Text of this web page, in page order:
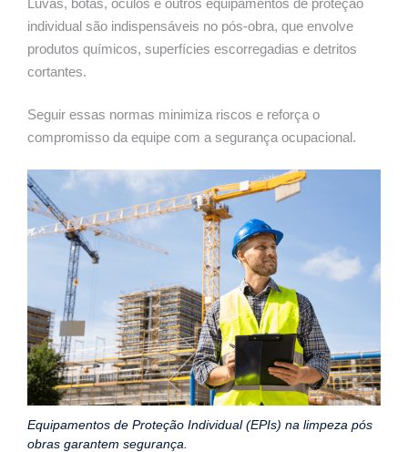
individual são indispensáveis no pós-obra, que envolve
produtos químicos, superfícies escorregadias e detritos
cortantes.
Seguir essas normas minimiza riscos e reforça o
compromisso da equipe com a segurança ocupacional.
Equipamentos de Proteção Individual (EPIs) na limpeza pós
obras garantem segurança.